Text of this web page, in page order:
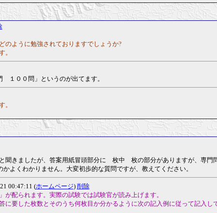
のように勉強されておりますでしょうか?
。
００問」というのが出てます。
。
聞きましたが、答案用紙冒頭部分に 枚中 枚の部分がありますが、専門
よくわかりません。大変初歩的な質問ですが、教えてください。
00:47:11 (ホームページ) 削除
配られます。実際の試験では試験官が読み上げます。
要した枚数とそのうち何枚目か分かるように次の記入例に従って記入し